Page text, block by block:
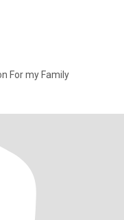
For my Family